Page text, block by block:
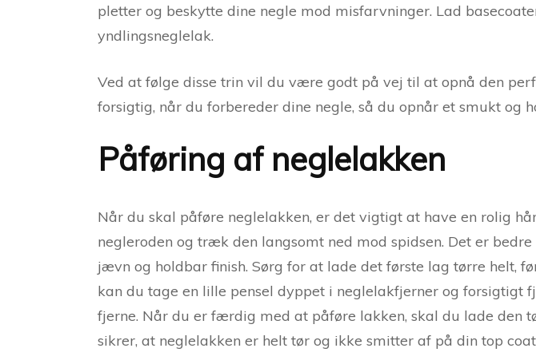
pletter og beskytte dine negle mod misfarvninger. Lad
yndlingsneglelak.
Ved at følge disse trin vil du være godt på vej til at opnå den
forsigtig, når du forbereder dine negle, så du opnår et smukt og
Påføring af neglelakken
Når du skal påføre neglelakken, er det vigtigt at have en rolig
negleroden og træk den langsomt ned mod spidsen. Det er
jævn og holdbar finish. Sørg for at lade det første lag tørre helt,
kan du tage en lille pensel dyppet i neglelakfjerner og forsigtigt
fjerne. Når du er færdig med at påføre lakken, skal du lade den
sikrer, at neglelakken er helt tør og ikke smitter af på din top